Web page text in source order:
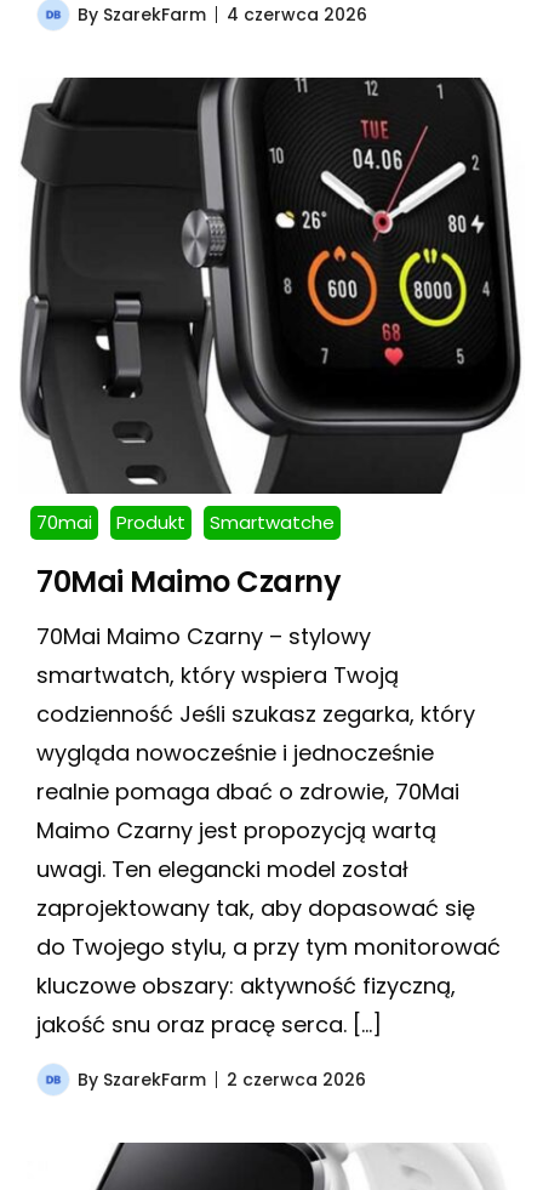
By SzarekFarm 4 czerwca 2026
70mai Produkt Smartwatche
70Mai Maimo Czarny
70Mai Maimo Czarny – stylowy
smartwatch, który wspiera Twoją
codzienność Jeśli szukasz zegarka, który
wygląda nowocześnie i jednocześnie
realnie pomaga dbać o zdrowie, 70Mai
Maimo Czarny jest propozycją wartą
uwagi. Ten elegancki model został
zaprojektowany tak, aby dopasować się
do Twojego stylu, a przy tym monitorować
kluczowe obszary: aktywność fizyczną,
jakość snu oraz pracę serca. […]
By SzarekFarm 2 czerwca 2026